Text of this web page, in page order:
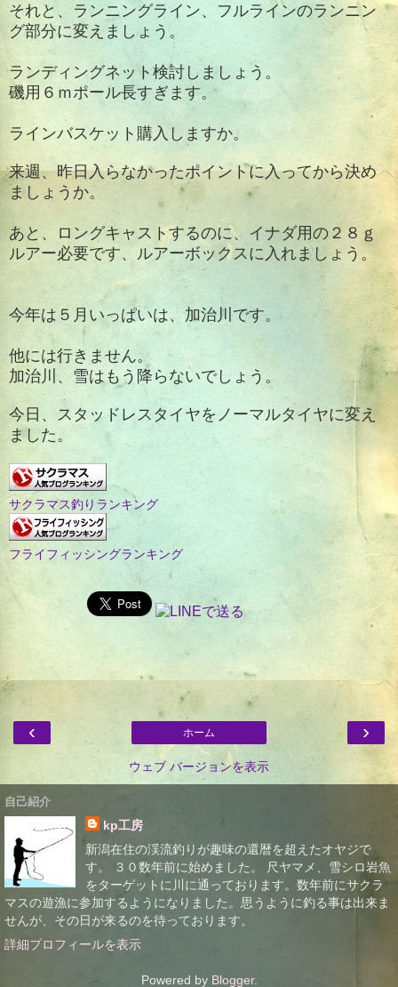
それと、ランニングライン、フルラインのランニン
グ部分に変えましょう。
ランディングネット検討しましょう。
磯用６ｍポール長すぎます。
ラインバスケット購入しますか。
来週、昨日入らなかったポイントに入ってから決め
ましょうか。
あと、ロングキャストするのに、イナダ用の２８ｇ
ルアー必要です、ルアーボックスに入れましょう。
今年は５月いっぱいは、加治川です。
他には行きません。
加治川、雪はもう降らないでしょう。
今日、スタッドレスタイヤをノーマルタイヤに変え
ました。
サクラマス釣りランキング
フライフィッシングランキング
‹ ›
ホーム
ウェブ バージョンを表示
自己紹介
kp工房
新潟在住の渓流釣りが趣味の還暦を超えたオヤジで
す。 ３０数年前に始めました。 尺ヤマメ、雪シロ岩魚
をターゲットに川に通っております。数年前にサクラ
マスの遊漁に参加するようになりました。思うように釣る事は出来ま
せんが、その日が来るのを待っております。
詳細プロフィールを表示
Powered by Blogger.